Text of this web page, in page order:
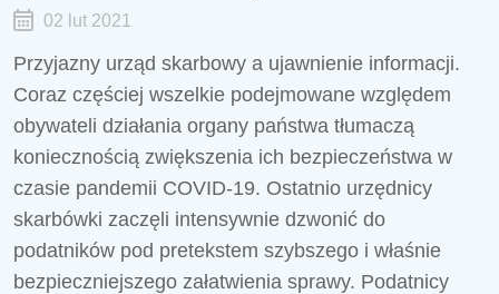
02 lut 2021
Przyjazny urząd skarbowy a ujawnienie informacji.
Coraz częściej wszelkie podejmowane względem
obywateli działania organy państwa tłumaczą
koniecznością zwiększenia ich bezpieczeństwa w
czasie pandemii COVID-19. Ostatnio urzędnicy
skarbówki zaczęli intensywnie dzwonić do
podatników pod pretekstem szybszego i właśnie
bezpieczniejszego załatwienia sprawy. Podatnicy